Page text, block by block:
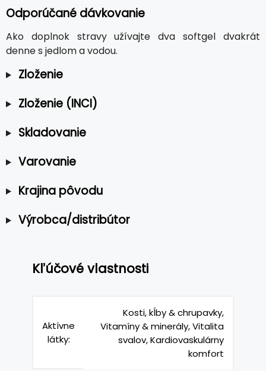
Odporúčané dávkovanie
Ako doplnok stravy užívajte dva softgel dvakrát
denne s jedlom a vodou.
Zloženie
Zloženie (INCI)
Skladovanie
Varovanie
Krajina pôvodu
Výrobca/distribútor
Kľúčové vlastnosti
Aktívne
látky:
Kosti, kĺby & chrupavky,
Vitamíny & minerály, Vitalita
svalov, Kardiovaskulárny
komfort